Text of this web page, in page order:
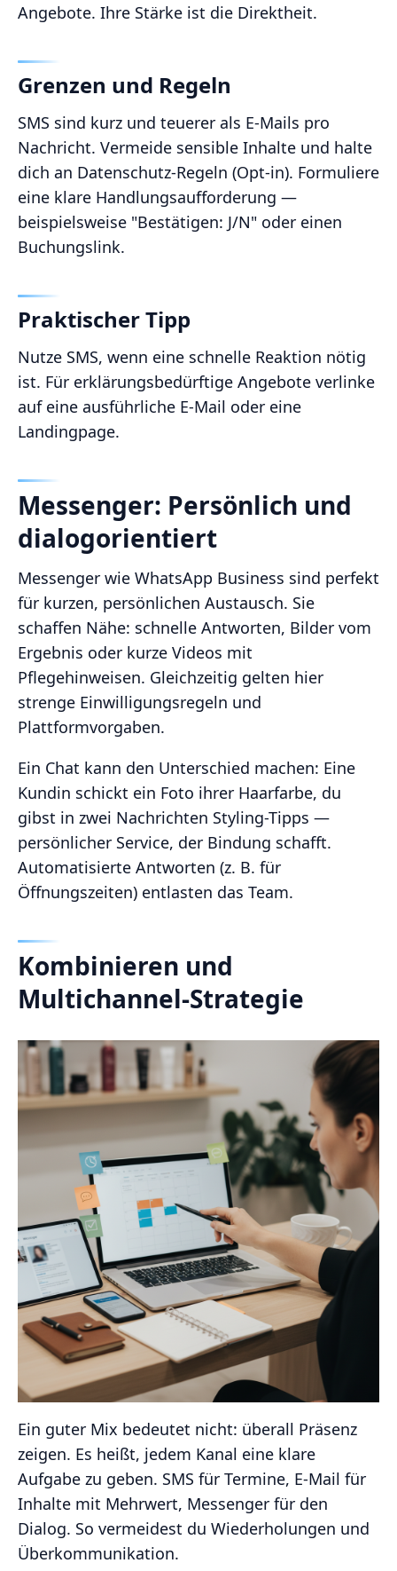
Angebote. Ihre Stärke ist die Direktheit.
Grenzen und Regeln
SMS sind kurz und teuerer als E-Mails pro
Nachricht. Vermeide sensible Inhalte und halte
dich an Datenschutz-Regeln (Opt-in). Formuliere
eine klare Handlungsaufforderung —
beispielsweise "Bestätigen: J/N" oder einen
Buchungslink.
Praktischer Tipp
Nutze SMS, wenn eine schnelle Reaktion nötig
ist. Für erklärungsbedürftige Angebote verlinke
auf eine ausführliche E-Mail oder eine
Landingpage.
Messenger: Persönlich und
dialogorientiert
Messenger wie WhatsApp Business sind perfekt
für kurzen, persönlichen Austausch. Sie
schaffen Nähe: schnelle Antworten, Bilder vom
Ergebnis oder kurze Videos mit
Pflegehinweisen. Gleichzeitig gelten hier
strenge Einwilligungsregeln und
Plattformvorgaben.
Ein Chat kann den Unterschied machen: Eine
Kundin schickt ein Foto ihrer Haarfarbe, du
gibst in zwei Nachrichten Styling-Tipps —
persönlicher Service, der Bindung schafft.
Automatisierte Antworten (z. B. für
Öffnungszeiten) entlasten das Team.
Kombinieren und
Multichannel-Strategie
Ein guter Mix bedeutet nicht: überall Präsenz
zeigen. Es heißt, jedem Kanal eine klare
Aufgabe zu geben. SMS für Termine, E-Mail für
Inhalte mit Mehrwert, Messenger für den
Dialog. So vermeidest du Wiederholungen und
Überkommunikation.